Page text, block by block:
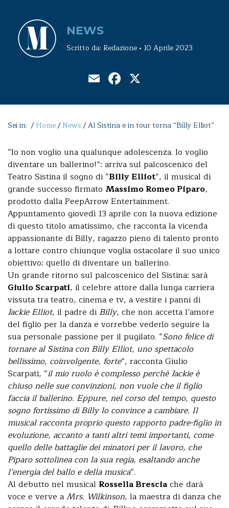
NEWS
Scritto da: Redazione • 10 Aprile 2023
EmailFacebook
Sei in: /Home/News /Al Sistina e in tour torna “Billy Elliot”
“Io non voglio una qualunque adolescenza. Io voglio
diventare un ballerino!”: arriva sul palcoscenico del
Teatro Sistina il sogno di “Billy Elliot”, il musical di
grande successo firmato Massimo Romeo Piparo,
prodotto dalla PeepArrow Entertainment.
Appuntamento giovedì 13 aprile con la nuova edizione
di questo titolo amatissimo, che racconta la vicenda
appassionante di Billy, ragazzo pieno di talento pronto
a lottare contro chiunque voglia ostacolare il suo unico
obiettivo: quello di diventare un ballerino.
Un grande ritorno sul palcoscenico del Sistina: sarà
Giulio Scarpati, il celebre attore dalla lunga carriera
vissuta tra teatro, cinema e tv, a vestire i panni di
Jackie Elliot, il padre di Billy, che non accetta l’amore
del figlio per la danza e vorrebbe vederlo seguire la
sua personale passione per il pugilato. “Sono felice di
tornare al Sistina con Billy Elliot, uno spettacolo
bellissimo, coinvolgente, forte“, racconta Giulio
Scarpati, “il mio ruolo è complesso perché Jackie è
chiuso nelle sue convinzioni, non vuole che il figlio
faccia il ballerino. Eppure, nel corso del tempo, questo
sogno fortissimo di Billy lo convince a cambiare. Il
musical racconta proprio questo rapporto padre-figlio in
evoluzione, accanto a tanti altri temi importanti, come
quello delle battaglie dei minatori per il lavoro, che
Piparo sottolinea con la sua regia, esaltando anche
l’energia del ballo e della musica“.
Al debutto nel musical Rossella Bresciache darà
voce e verve aMrs. Wilkinson, la maestra di danza che